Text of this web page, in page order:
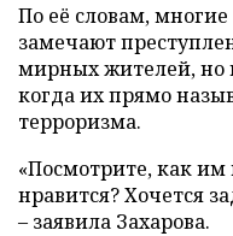
По её словам,
замечают
мирных жителей, но
когда их прямо
терроризма.
«Посмотрите, как
нравится? Хочется
– заявила Захарова.